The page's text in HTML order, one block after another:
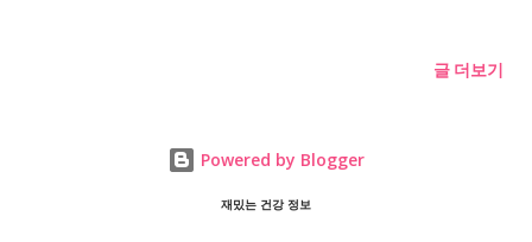
2023년 퇴행성 관절염 환자는 약 430만 명 이다. 이 중 50대부터
퇴행성 무릎 관절염 치료를 받고 있다 는 통계가 나왔다. 그냥 나이
으로 보는 관절 통증의 진짜 원인 관절이 아픈 가장 큰 원인은 단순
글 더보기
Powered by Blogger
재밌는 건강 정보